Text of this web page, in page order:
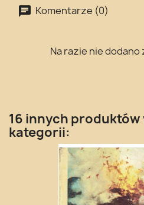
Komentarze (0)
Na razie nie
16 innych produktów
kategorii: